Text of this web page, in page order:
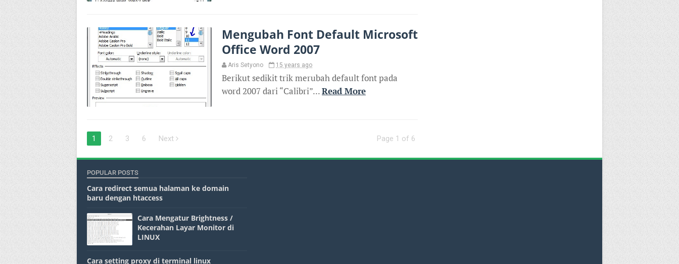
Mengubah Font Default Microsoft
Office Word 2007
Aris Setyono 15 years ago
Berikut sedikit trik merubah default font pada
word 2007 dari “Calibri”...Read More
Page 1 of 6
1 2 3 6 Next
POPULAR POSTS
Cara redirect semua halaman ke domain
baru dengan htaccess
Cara Mengatur Brightness /
Kecerahan Layar Monitor di
LINUX
Cara setting proxy di terminal linux